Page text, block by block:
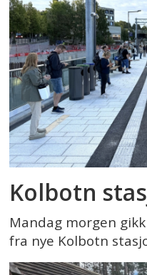
Kolbotn
Mandag morgen
fra nye Kolbotn